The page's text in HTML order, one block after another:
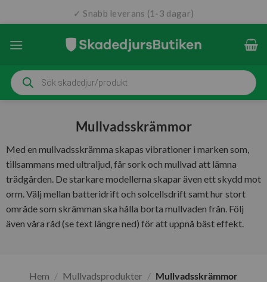
✓ Snabb leverans (1-3 dagar)
Produktsökning
Mullvadsskrämmor
Med en mullvadsskrämma skapas vibrationer i marken som,
tillsammans med ultraljud, får sork och mullvad att lämna
trädgården. De starkare modellerna skapar även ett skydd mot
orm. Välj mellan batteridrift och solcellsdrift samt hur stort
område som skrämman ska hålla borta mullvaden från. Följ
även våra råd (se text längre ned) för att uppnå bäst effekt.
Hem / Mullvadsprodukter / Mullvadsskrämmor